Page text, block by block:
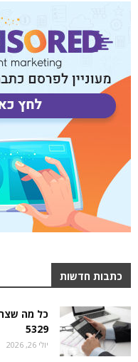
כתבות חדשות
כל מה
5329
יולי 26, 2026